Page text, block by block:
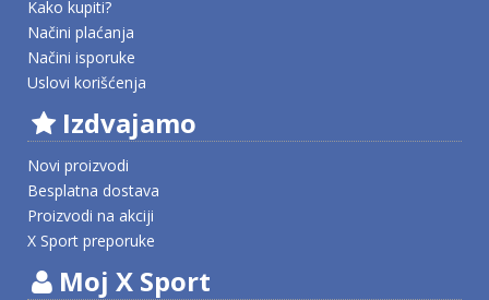
Kako kupiti?
Načini plaćanja
Načini isporuke
Uslovi korišćenja
Izdvajamo
Novi proizvodi
Besplatna dostava
Proizvodi na akciji
X Sport preporuke
Moj X Sport